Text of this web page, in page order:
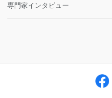
専門家インタビュー